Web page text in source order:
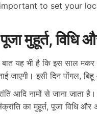
to set your
मुहूर्त, विधि
यह भी है कि इस साल मकर
इसी दिन पोंगल, बिहू
आदि नामों से जाना जाता
का मुहूर्त, पूजा विधि